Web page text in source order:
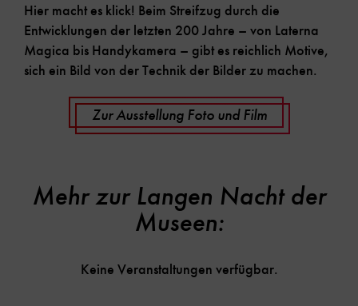
Hier macht es klick! Beim Streifzug durch die
Entwicklungen der letzten 200 Jahre – von Laterna
Magica bis Handykamera – gibt es reichlich Motive,
sich ein Bild von der Technik der Bilder zu machen.
Zur Ausstellung Foto und Film
Mehr zur Langen Nacht der
Museen:
Keine Veranstaltungen verfügbar.